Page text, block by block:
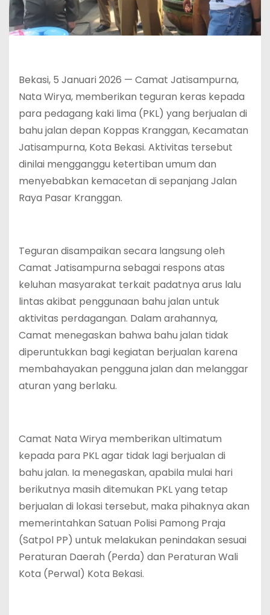
Bekasi, 5 Januari 2026 — Camat Jatisampurna,
Nata Wirya, memberikan teguran keras kepada
para pedagang kaki lima (PKL) yang berjualan di
bahu jalan depan Koppas Kranggan, Kecamatan
Jatisampurna, Kota Bekasi. Aktivitas tersebut
dinilai mengganggu ketertiban umum dan
menyebabkan kemacetan di sepanjang Jalan
Raya Pasar Kranggan.
Teguran disampaikan secara langsung oleh
Camat Jatisampurna sebagai respons atas
keluhan masyarakat terkait padatnya arus lalu
lintas akibat penggunaan bahu jalan untuk
aktivitas perdagangan. Dalam arahannya,
Camat menegaskan bahwa bahu jalan tidak
diperuntukkan bagi kegiatan berjualan karena
membahayakan pengguna jalan dan melanggar
aturan yang berlaku.
Camat Nata Wirya memberikan ultimatum
kepada para PKL agar tidak lagi berjualan di
bahu jalan. Ia menegaskan, apabila mulai hari
berikutnya masih ditemukan PKL yang tetap
berjualan di lokasi tersebut, maka pihaknya akan
memerintahkan Satuan Polisi Pamong Praja
(Satpol PP) untuk melakukan penindakan sesuai
Peraturan Daerah (Perda) dan Peraturan Wali
Kota (Perwal) Kota Bekasi.